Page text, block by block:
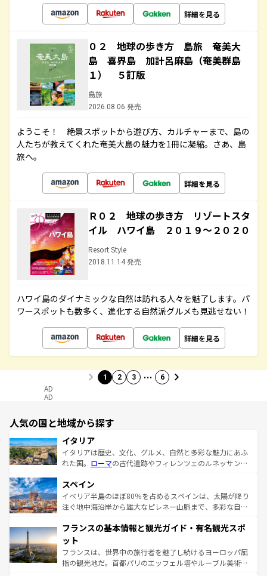
詳細を見る
０２ 地球の歩き方 島旅 奄美大
島 喜界島 加計呂麻島（奄美群島
１） ５訂版
島旅
2026.08.06 発売
ようこそ！ 絶景スポットから遊び方、カルチャーまで、島の
人たちが教えてくれた奄美大島の魅力を1冊に凝縮。さあ、島
旅へ。
詳細を見る
Ｒ０２ 地球の歩き方 リゾートスタ
イル ハワイ島 ２０１９～２０２０
Resort Style
2018.11.14 発売
ハワイ島のダイナミックな自然は訪れる人々を魅了します。パ
ワースポットも数多く、進化する自然派グルメも見逃せない！
詳細を見る
1 2 3 … 6
AD
AD
人気の国と地域から探す
イタリア
イタリアは歴史、文化、グルメ、自然と多彩な魅力にあふ
れた国。 ローマの古代遺跡やフィレンツェのルネッサンス
ろん、トスカーナの美しい田園風景やアマルフィ海岸の絶
景など、自然景観も見逃せない。観光の合間には、本場の
ピザやパスタなど、絶品のイタリア料理を堪能することも
ませてくれるイタリアで、忘れられない旅をしてみよう！
なお、新着のイタリア情報は
しい。
スペイン
イベリア半島のほぼ80％を占めるスペインは、太陽が降り
注ぐ地中海沿岸から雄大なピレネー山脈まで、多彩な自然
文化が根付くこの国では、情熱的なフラメンコ、熱気あふ
れる闘牛、そして美味しいタパスが生活の一部となってい
る。首都マドリードの洗練された雰囲気や、バルセロナの
アートに溢れた街角から、地方では古代ローマ遺跡や中世
フランスの基本情報と観光ガイド・有名観光スポ
ット
フランスは、世界中の旅行者を魅了し続けるヨーロッパ屈
指の観光地だ。首都パリのエッフェル塔やルーブル美術館